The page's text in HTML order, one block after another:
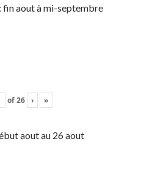
fin aout à mi-septembre
of26 › »
aout au 26 aout